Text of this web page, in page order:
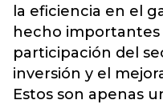
la eficiencia en el
hecho importantes
participación del
inversión y el
Estos son apenas